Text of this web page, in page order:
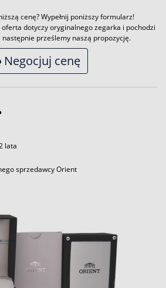
cenę? Wypełnij poniższy formularz!
oferta dotyczy oryginalnego zegarka i pochodzi
prześlemy naszą propozycję.
Negocjuj cenę
lata
sprzedawcy Orient